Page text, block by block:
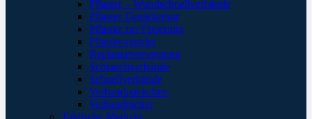
Pflaster – Wundschnellverbände
Pflaster Detektierbar
Pflaster zur Fixierung
Pflasterspender
Replantatversorgung
Schlauchverbände
Schnellverbände
Verbandpäckchen
Verbandtücher
Taktische Medizin